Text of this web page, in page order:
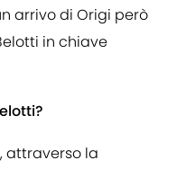
arrivo di Origi però
in chiave
attraverso la